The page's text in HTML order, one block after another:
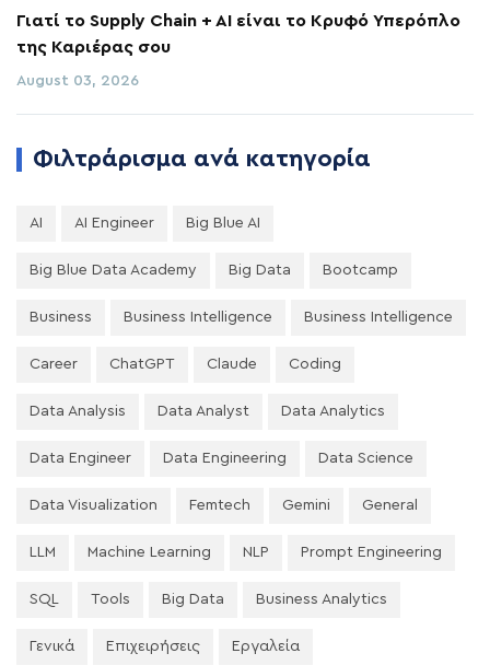
Γιατί το Supply Chain + AI είναι το Κρυφό Υπερόπλο
της Καριέρας σου
August 03, 2026
Φιλτράρισμα ανά κατηγορία
AI AI Engineer Big Blue AI
Big Blue Data Academy Big Data Bootcamp
Business Business Intelligence Business Intelligence
Career ChatGPT Claude Coding
Data Analysis Data Analyst Data Analytics
Data Engineer Data Engineering Data Science
Data Visualization Femtech Gemini General
LLM Machine Learning NLP Prompt Engineering
SQL Tools Big Data Business Analytics
Γενικά Επιχειρήσεις Εργαλεία